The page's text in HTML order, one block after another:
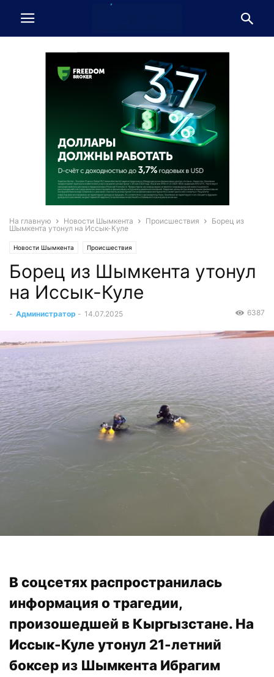
На главную Новости Шымкента Происшествия
Борец из
Шымкента утонул на Иссык-Куле
Новости Шымкента Происшествия
Борец из Шымкента утонул
на Иссык-Куле
- Администратор - 14.07.2025 6387
В соцсетях распространилась
информация о трагедии,
произошедшей в Кыргызстане. На
Иссык-Куле утонул 21-летний
боксер из Шымкента Ибрагим